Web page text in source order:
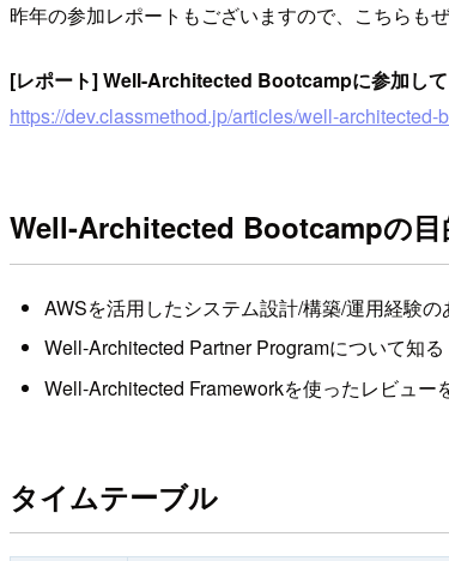
昨年の参加レポートもございますので、こちらも
[レポート] Well-Architected Bootcampに参加し
https://dev.classmethod.jp/articles/well-architected-
Well-Architected Bootcampの目
AWSを活用したシステム設計/構築/運用経験
Well-Architected Partner Programについて知る
Well-Architected Frameworkを使ったレビュー
タイムテーブル